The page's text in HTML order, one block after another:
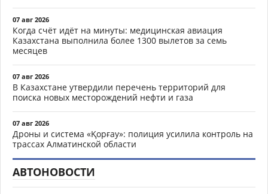
07 авг 2026
Когда счёт идёт на минуты: медицинская авиация
Казахстана выполнила более 1300 вылетов за семь
месяцев
07 авг 2026
В Казахстане утвердили перечень территорий для
поиска новых месторождений нефти и газа
07 авг 2026
Дроны и система «Қорғау»: полиция усилила контроль на
трассах Алматинской области
АВТОНОВОСТИ